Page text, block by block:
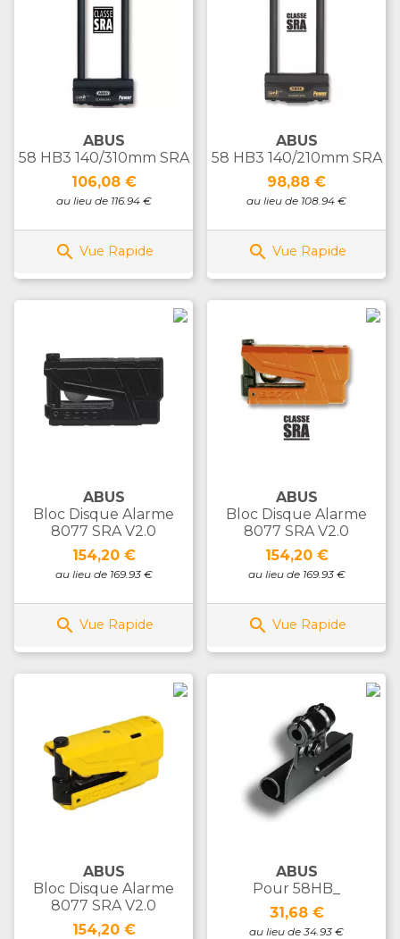
ABUS
58 HB3 140/310mm SRA
Prix
106,08 €
au lieu de 116.94 €
 Vue Rapide
ABUS
58 HB3 140/210mm SRA
Prix
98,88 €
au lieu de 108.94 €
 Vue Rapide
ABUS
Bloc Disque Alarme
8077 SRA V2.0
Prix
154,20 €
au lieu de 169.93 €
 Vue Rapide
ABUS
Bloc Disque Alarme
8077 SRA V2.0
Prix
154,20 €
au lieu de 169.93 €
 Vue Rapide
ABUS
Bloc Disque Alarme
8077 SRA V2.0
Prix
154,20 €
ABUS
Pour 58HB_
Prix
31,68 €
au lieu de 34.93 €